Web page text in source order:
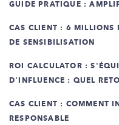
GUIDE PRATIQUE :
CAS CLIENT : 6 MILLIONS
DE SENSIBILISATION
ROI CALCULATOR :
D'INFLUENCE : QUEL
CAS CLIENT : COMMENT
RESPONSABLE